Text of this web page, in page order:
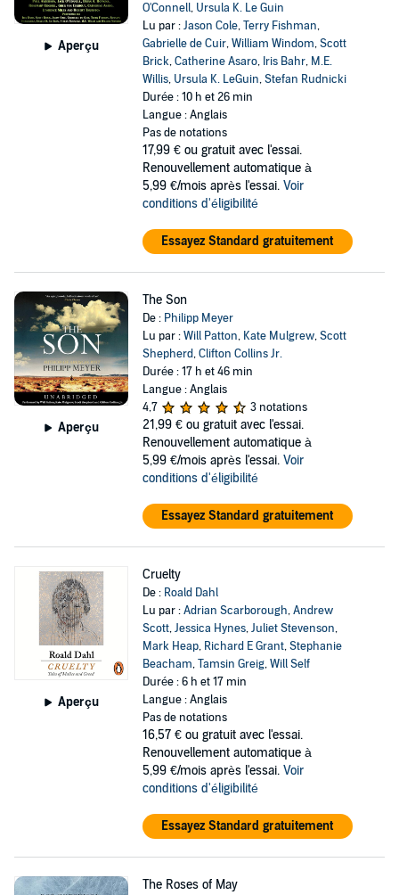
Aperçu
O'Connell, Ursula K. Le Guin
Lu par :Jason Cole,Terry Fishman,
Gabrielle de Cuir,William Windom,Scott
Brick,Catherine Asaro, Iris Bahr, M.E.
Willis, Ursula K. LeGuin,Stefan Rudnicki
Durée : 10 h et 26 min
Langue : Anglais
Pas de notations
17,99 € ou gratuit avec l'essai.
Renouvellement automatique à
5,99 €/mois après l'essai. Voir
conditions d'éligibilité
Essayez Standard gratuitement
Aperçu
The Son
De : Philipp Meyer
Lu par :Will Patton, Kate Mulgrew,Scott
Shepherd,Clifton Collins Jr.
Durée : 17 h et 46 min
Langue : Anglais
4,7
3 notations
21,99 € ou gratuit avec l'essai.
Renouvellement automatique à
5,99 €/mois après l'essai. Voir
conditions d'éligibilité
Essayez Standard gratuitement
Aperçu
Cruelty
De : Roald Dahl
Lu par :Adrian Scarborough,Andrew
Scott,Jessica Hynes,Juliet Stevenson,
Mark Heap, Richard E Grant,Stephanie
Beacham,Tamsin Greig,Will Self
Durée : 6 h et 17 min
Langue : Anglais
Pas de notations
16,57 € ou gratuit avec l'essai.
Renouvellement automatique à
5,99 €/mois après l'essai. Voir
conditions d'éligibilité
Essayez Standard gratuitement
The Roses of May